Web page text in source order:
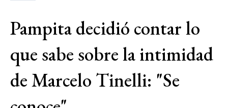
Pampita decidió contar lo
que sabe sobre la intimidad
de Marcelo Tinelli: "Se